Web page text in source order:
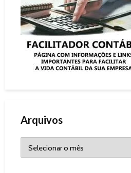
Arquivos